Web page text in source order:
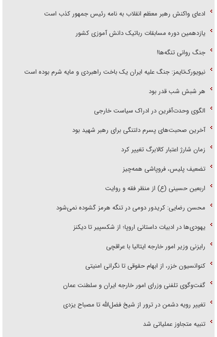
ادعای واکنش رهبر معظم انقلاب به نامه رئیس جمهور کذب است
یازدهمین دوره مسابقات رباتیک دانش آموزی کشور
جنگ روانی تنگه‌ها!
نیویورک‌تایمز: جنگ علیه ایران یک باخت راهبردی و مایه شرم بوده است
هر شبش شب قدر بود
الگوی وحدت‌آفرین در ادراک سیاست خارجی
آخرین صحبت‌های پسرم دلتنگی برای رهبر شهید بود
زمان شارژ اعتبار کالابرگ تغییر کرد
تضعیف پلیس، فروپاشی همه‌چیز
اربعین حسینی (ع) از منظر فقه و روایت
محسن رضایی: کریدور دومی در تنگه هرمز گشوده نمی‌شود
یهودی‌ها در ادبیات داستانی اروپا؛ از شکسپیر تا دیکنز
رایزنی وزیر امور خارجه ایتالیا با عراقچی
کنوانسیون خزر، از ابهام حقوقی تا نگرانی امنیتی
گفت‌وگوی تلفنی وزرای امور خارجه ایران و سلطنت عمان
تغییر رویه دشمن در ترور از شیخ فضل‌الله تا مصباح یزدی
تنبیه متجاوز عملیاتی شد